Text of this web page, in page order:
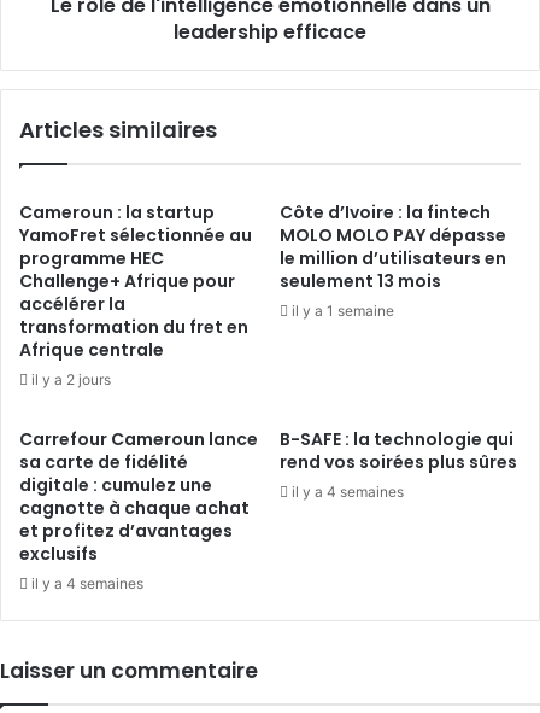
Le rôle de l'intelligence émotionnelle dans un
leadership efficace
Articles similaires
Cameroun : la startup
YamoFret sélectionnée au
programme HEC
Challenge+ Afrique pour
accélérer la
transformation du fret en
Afrique centrale
il y a 2 jours
Côte d’Ivoire : la fintech
MOLO MOLO PAY dépasse
le million d’utilisateurs en
seulement 13 mois
il y a 1 semaine
Carrefour Cameroun lance
sa carte de fidélité
digitale : cumulez une
cagnotte à chaque achat
et profitez d’avantages
exclusifs
il y a 4 semaines
B-SAFE : la technologie qui
rend vos soirées plus sûres
il y a 4 semaines
Laisser un commentaire